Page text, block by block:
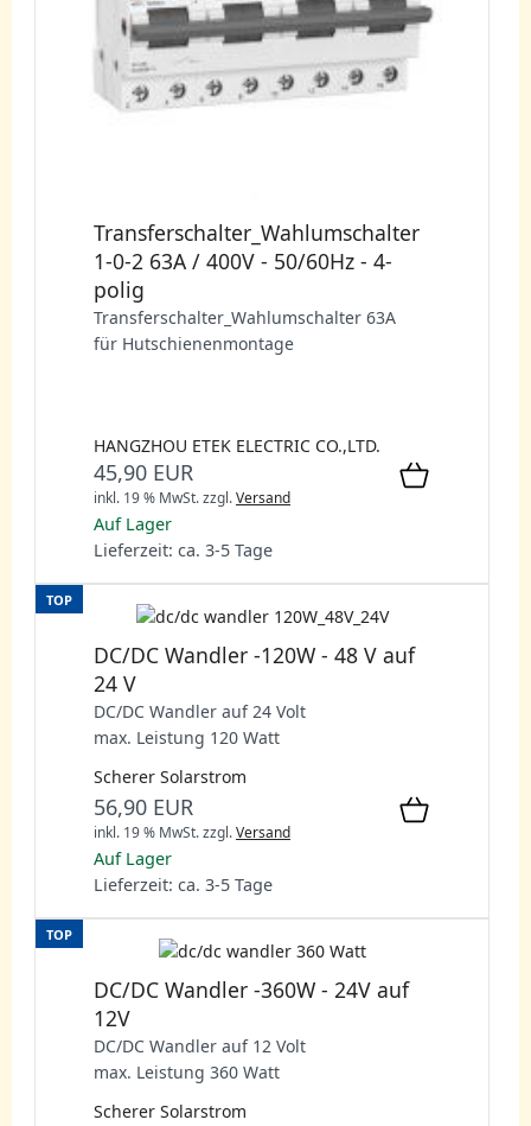
Transferschalter_Wahlumschalter
1-0-2 63A / 400V - 50/60Hz - 4-
polig
Transferschalter_Wahlumschalter 63A
für Hutschienenmontage
HANGZHOU ETEK ELECTRIC CO.,LTD.
45,90 EUR
inkl. 19 % MwSt.zzgl.Versand
Auf Lager
Lieferzeit: ca. 3-5 Tage
TOP
DC/DC Wandler -120W - 48 V auf
24 V
DC/DC Wandler auf 24 Volt
max. Leistung 120 Watt
Scherer Solarstrom
56,90 EUR
inkl. 19 % MwSt.zzgl.Versand
Auf Lager
Lieferzeit: ca. 3-5 Tage
TOP
DC/DC Wandler -360W - 24V auf
12V
DC/DC Wandler auf 12 Volt
max. Leistung 360 Watt
Scherer Solarstrom